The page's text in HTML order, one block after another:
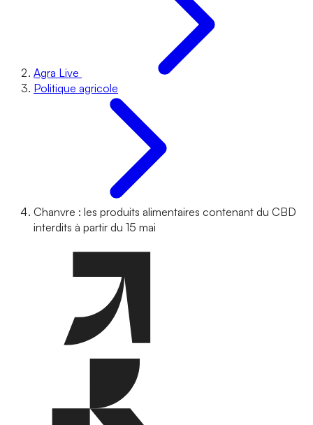
Agra Live
Politique agricole
Chanvre : les produits alimentaires contenant du CBD
interdits à partir du 15 mai